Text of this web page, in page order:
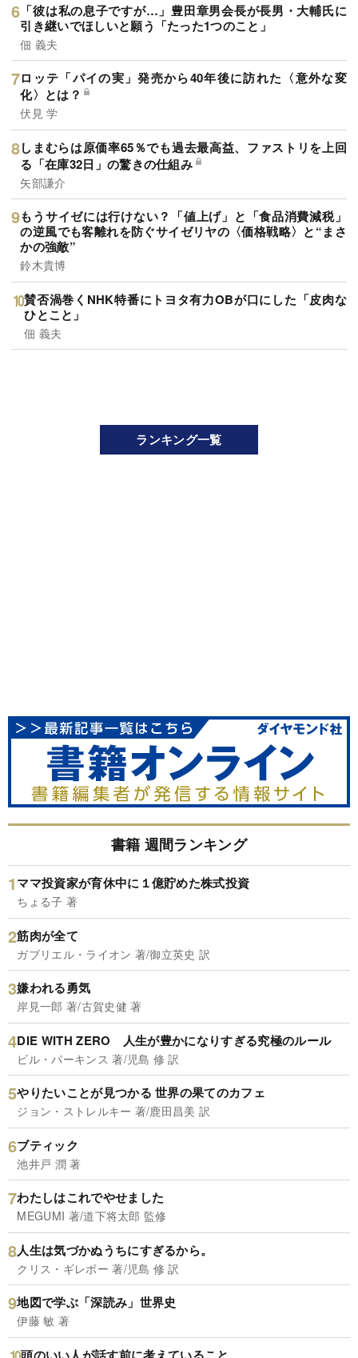
「彼は私の息子ですが…」豊田章男会長が長男・大輔氏に
引き継いでほしいと願う「たった1つのこと」
佃 義夫
ロッテ「パイの実」発売から40年後に訪れた〈意外な変
化〉とは？
伏見 学
しまむらは原価率65％でも過去最高益、ファストリを上回
る「在庫32日」の驚きの仕組み
矢部謙介
もうサイゼには行けない？「値上げ」と「食品消費減税」
の逆風でも客離れを防ぐサイゼリヤの〈価格戦略〉と“まさ
かの強敵”
鈴木貴博
賛否渦巻くNHK特番にトヨタ有力OBが口にした「皮肉な
ひとこと」
佃 義夫
ランキング一覧
書籍 週間ランキング
ママ投資家が育休中に１億貯めた株式投資
ちょる子 著
筋肉が全て
ガブリエル・ライオン 著/御立英史 訳
嫌われる勇気
岸見一郎 著/古賀史健 著
DIE WITH ZERO 人生が豊かになりすぎる究極のルール
ビル・パーキンス 著/児島 修 訳
やりたいことが見つかる 世界の果てのカフェ
ジョン・ストレルキー 著/鹿田昌美 訳
ブティック
池井戸 潤 著
わたしはこれでやせました
MEGUMI 著/道下将太郎 監修
人生は気づかぬうちにすぎるから。
クリス・ギレボー 著/児島 修 訳
地図で学ぶ「深読み」世界史
伊藤 敏 著